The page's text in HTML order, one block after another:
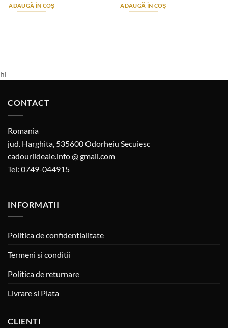
ADAUGĂ ÎN COȘ ADAUGĂ ÎN COȘ
hi
CONTACT
Romania
jud. Harghita, 535600 Odorheiu Secuiesc
cadouriideale.info @ gmail.com
Tel: 0749-044915
INFORMATII
Politica de confidentialitate
Termeni si conditii
Politica de returnare
Livrare si Plata
CLIENTI